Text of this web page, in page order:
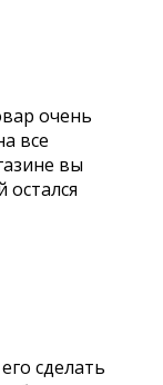
очень
все
вы
сделать